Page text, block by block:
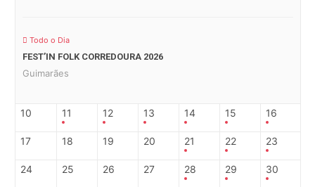
Todo o Dia
FEST’IN FOLK CORREDOURA 2026
Guimarães
10 11 12 13 14 15 16
17 18 19 20 21 22 23
24 25 26 27 28 29 30